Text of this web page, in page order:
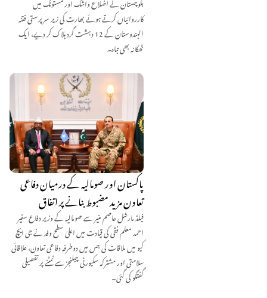
کارروائیاں کرتے ہوئے بھارت کی زیر سرپرستی فتنہ
الہندوستان کے 12 دہشت گرد ہلاک کر دیے، ایک
ٹھکانہ بھی تباہ۔
پاکستان اور صومالیہ کے درمیان دفاعی
تعاون مزید مضبوط بنانے پر اتفاق
فیلڈ مارشل عاصم منیر سے صومالیہ کے وزیر دفاع سفیر
احمد معلم فقی کی قیادت میں اعلیٰ سطح وفد نے جی ایچ
کیو میں ملاقات کی جس میں دوطرفہ دفاعی تعاون، علاقائی
سلامتی اور مشترکہ سکیورٹی چیلنجز سے نمٹنے پر تفصیلی
گفتگو کی گئی۔